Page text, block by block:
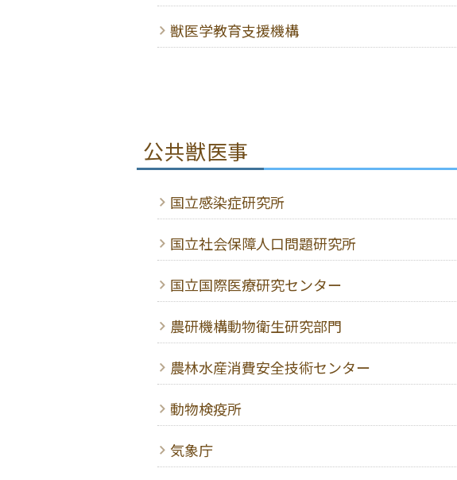
獣医学教育支援機構
公共獣医事
国立感染症研究所
国立社会保障人口問題研究所
国立国際医療研究センター
農研機構動物衛生研究部門
農林水産消費安全技術センター
動物検疫所
気象庁